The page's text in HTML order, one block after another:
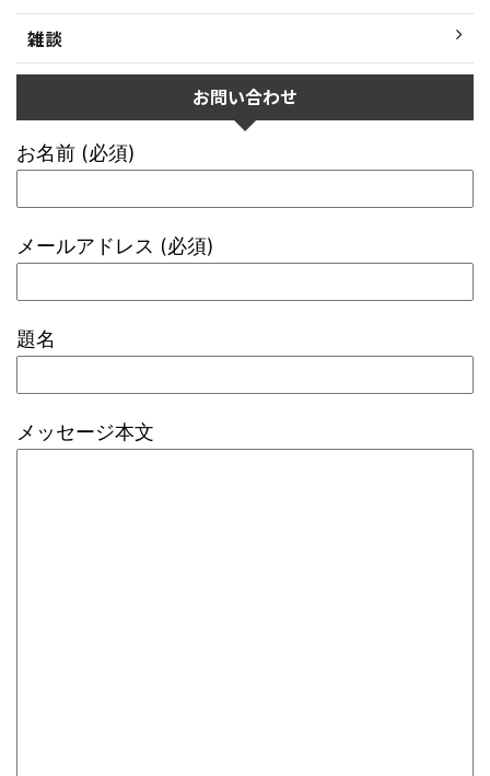
雑談
お問い合わせ
お名前 (必須)
メールアドレス (必須)
題名
メッセージ本文